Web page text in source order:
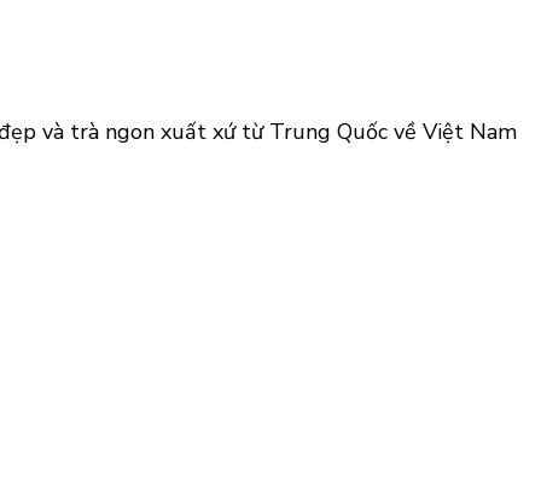
và trà ngon xuất xứ từ Trung Quốc về Việt Nam